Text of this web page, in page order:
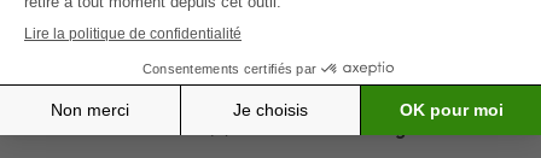
N° de police
Êtes-vous assuré(e) contre le bris de glace ?